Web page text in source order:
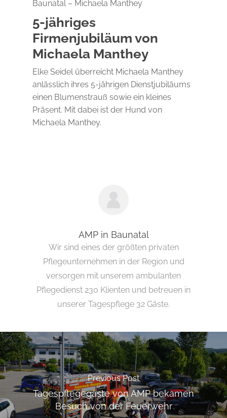
Baunatal – Michaela Manthey
5-jähriges
Firmenjubiläum von
Michaela Manthey
Elke Seidel überreicht Michaela Manthey
anlässlich ihres 5-jährigen Dienstjubiläums
einen Blumenstrauß sowie ein kleines
Präsent. Mit dabei ist der Hund von
Michaela Manthey.
AMP in Baunatal
Wir sind eines der größten privaten
Pflegeunternehmen in der Region und
versorgen mit unserem ambulanten
Pflegedienst 230 Klienten und betreuen in
unserer Tagespflege 32 Gäste.
Previous Post
Tagespflegegäste von AMP bekamen
Besuch von der Feuerwehr